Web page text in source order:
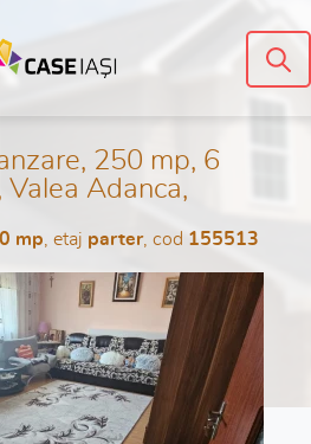
250 mp, 6
Valea Adanca,
mp , etaj parter, cod 155513